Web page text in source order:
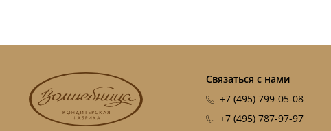
Связаться с нами
+7 (495) 799-05-08
+7 (495) 787-97-97